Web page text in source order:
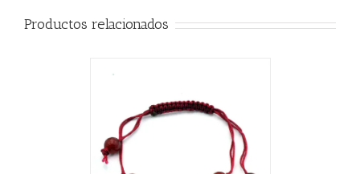
Productos relacionados